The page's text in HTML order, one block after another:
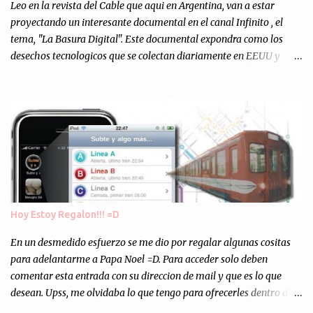
escuchándonos y viendo como grabamos el semanario es, para mi
personalmente, un éxito y un logro sin precedentes. Sinceram...
Leo en la revista del Cable que aqui en Argentina, van a estar
proyectando un interesante documental en el canal Infinito , el
tema, "La Basura Digital". Este documental expondra como los
desechos tecnologicos que se colectan diariamente en EEUU y
Asi, todos los residuos sonincinerados produciendo lo que los
ambientalistas llaman "La Pesadilla de la Edad Cibernetica". La
transmision es el Domingo 2 de diciembre a las 21:00 hs. Me
parecio muy interesante, no creo que lo pueda ver por la hora, asi
que los comentarios los dejo en sus manos...
Hoy Estoy Regalon!!! =D
En un desmedido esfuerzo se me dio por regalar algunas cositas
para adelantarme a Papa Noel =D. Para acceder solo deben
comentar esta entrada con su direccion de mail y que es lo que
desean. Upss, me olvidaba lo que tengo para ofrecerles dentro de